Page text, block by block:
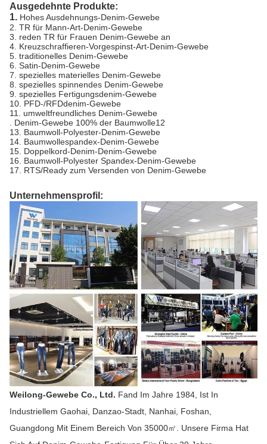
Ausgedehnte Produkte:
1. Hohes Ausdehnungs-Denim-Gewebe
2. TR für Mann-Art-Denim-Gewebe
3. reden TR für Frauen Denim-Gewebe an
4. Kreuzschraffieren-Vorgespinst-Art-Denim-Gewebe
5. traditionelles Denim-Gewebe
6. Satin-Denim-Gewebe
7. spezielles materielles Denim-Gewebe
8. spezielles spinnendes Denim-Gewebe
9. spezielles Fertigungsdenim-Gewebe
10. PFD-/RFDdenim-Gewebe
11. umweltfreundliches Denim-Gewebe
. Denim-Gewebe 100% der Baumwolle12
13. Baumwoll-Polyester-Denim-Gewebe
14. Baumwollespandex-Denim-Gewebe
15. Doppelkord-Denim-Denim-Gewebe
16. Baumwoll-Polyester Spandex-Denim-Gewebe
17. RTS/Ready zum Versenden von Denim-Gewebe
Unternehmensprofil:
Weilong-Gewebe Co., Ltd. Fand Im Jahre 1984, Ist In
Industriellem Gaohai, Danzao-Stadt, Nanhai, Foshan,
Guangdong Mit Einem Bereich Von 35000㎡. Unsere Firma Hat